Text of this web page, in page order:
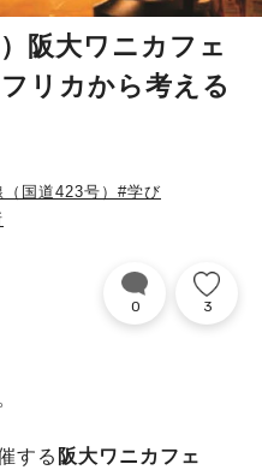
阪大ワニカフェ
リカから考える
国道423号） #学び
0 3
する 阪大ワニカフェ